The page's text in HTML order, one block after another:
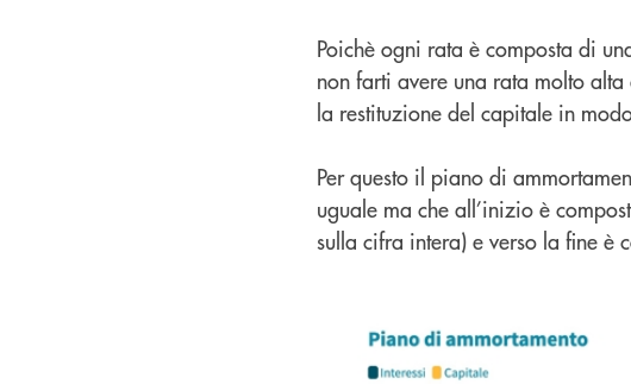
Poichè ogni rata è composta di
non farti avere una rata molto
la restituzione del capitale in
Per questo il piano di
uguale ma che all’inizio è
sulla cifra intera) e verso la fine è